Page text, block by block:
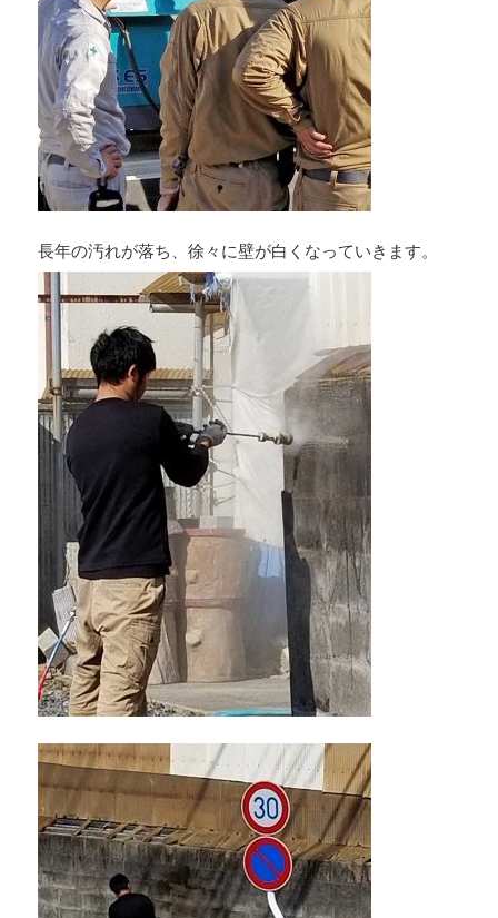
長年の汚れが落ち、徐々に壁が白くなっていきます。